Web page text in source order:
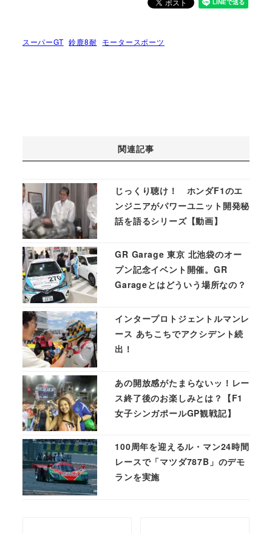
スーパーGT 鈴鹿8耐 モータースポーツ
関連記事
じっくり聴け！ ホンダF1のエ
ンジニアがパワーユニット開発秘
話を語るシリーズ【動画】
GR Garage 東京 北池袋のオー
プン記念イベント開催。GR
Garageとはどういう場所なの？
インタープロトジェントルマンレ
ース あちこちでアクシデント続
出！
あの開放感がたまらないッ！レー
ス終了後のお楽しみとは？【F1
女子シンガポールGP観戦記】
100周年を迎えるル・マン24時間
レースで「マツダ787B」のデモ
ランを実施